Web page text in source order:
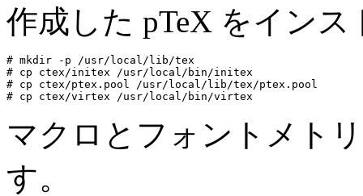
作成した pTeX をイン
# mkdir -p /usr/local/lib/tex
# cp ctex/initex /usr/local/bin/initex
# cp ctex/ptex.pool /usr/local/lib/tex/ptex.pool
マクロとフォントメト
す。